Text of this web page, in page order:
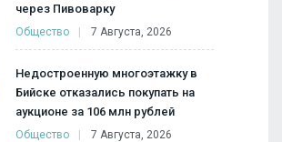
через Пивоварку
Общество 7 Августа, 2026
Недостроенную многоэтажку в
Бийске отказались покупать на
аукционе за 106 млн рублей
Общество 7 Августа, 2026